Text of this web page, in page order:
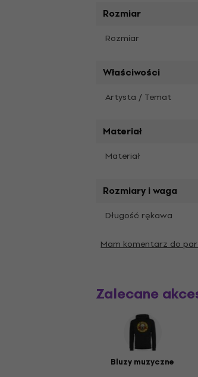
Rozmiar
Rozmiar
Właściwości
Artysta / Temat
Materiał
Materiał
Rozmiary i waga
Długość rękawa
Mam komentarz do
Zalecane
Bluzy muzyczne